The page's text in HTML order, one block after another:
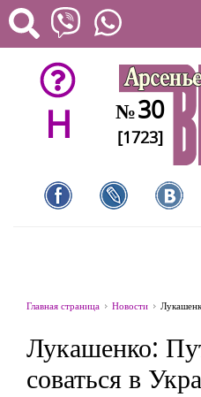
H №30
[1723]
Главная страница Новости
Лукашенко:
соваться в